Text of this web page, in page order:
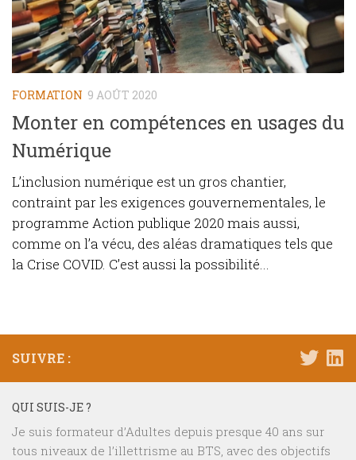
FORMATION 9 AOÛT 2020
Monter en compétences en usages du
Numérique
L’inclusion numérique est un gros chantier,
contraint par les exigences gouvernementales, le
programme Action publique 2020 mais aussi,
comme on l’a vécu, des aléas dramatiques tels que
la Crise COVID. C’est aussi la possibilité...
SUIVRE :
QUI SUIS-JE ?
Je suis formateur d’Adultes depuis presque 40 ans sur
tous niveaux de l’illettrisme au BTS, avec des objectifs